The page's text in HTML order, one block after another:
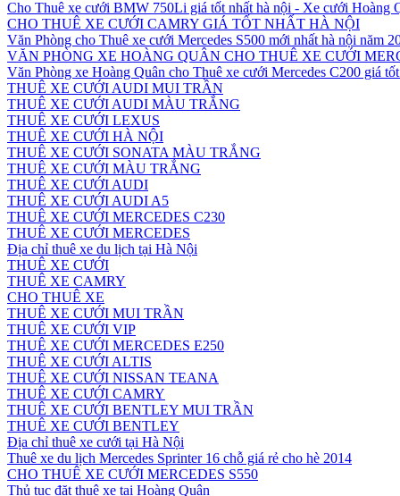
Cho Thuê xe cưới BMW 750Li giá tốt nhất hà nội - Xe cưới Hoàng
CHO THUÊ XE CƯỚI CAMRY GIÁ TỐT NHẤT HÀ NỘI
Văn Phòng cho Thuê xe cưới Mercedes S500 mới nhất hà nội năm
VĂN PHÒNG XE HOÀNG QUÂN CHO THUÊ XE CƯỚI
Văn Phòng xe Hoàng Quân cho Thuê xe cưới Mercedes C200 giá
THUÊ XE CƯỚI AUDI MUI TRẦN
THUÊ XE CƯỚI AUDI MÀU TRẮNG
THUÊ XE CƯỚI LEXUS
THUÊ XE CƯỚI HÀ NỘI
THUÊ XE CƯỚI SONATA MÀU TRẮNG
THUÊ XE CƯỚI MÀU TRẮNG
THUÊ XE CƯỚI AUDI
THUÊ XE CƯỚI AUDI A5
THUÊ XE CƯỚI MERCEDES C230
THUÊ XE CƯỚI MERCEDES
Địa chỉ thuê xe du lịch tại Hà Nội
THUÊ XE CƯỚI
THUÊ XE CAMRY
CHO THUÊ XE
THUÊ XE CƯỚI MUI TRẦN
THUÊ XE CƯỚI VIP
THUÊ XE CƯỚI MERCEDES E250
THUÊ XE CƯỚI ALTIS
THUÊ XE CƯỚI NISSAN TEANA
THUÊ XE CƯỚI CAMRY
THUÊ XE CƯỚI BENTLEY MUI TRẦN
THUÊ XE CƯỚI BENTLEY
Địa chỉ thuê xe cưới tại Hà Nội
Thuê xe du lịch Mercedes Sprinter 16 chỗ giá rẻ cho hè 2014
CHO THUÊ XE CƯỚI MERCEDES S550
Thủ tục đặt thuê xe tại Hoàng Quân